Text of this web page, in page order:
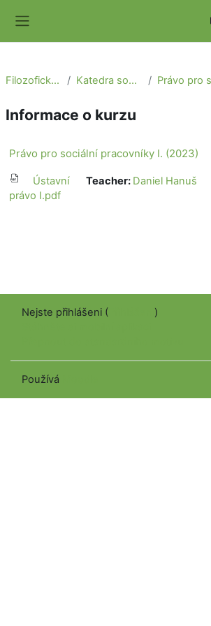
Filozofická fakulta Katedra sociální práce
Informace o kurzu
Právo pro sociální pracovníky I. (2023)
Ústavní
právo I.pdf
Teacher: Daniel Hanuš
Nejste přihlášeni (
)
Používá